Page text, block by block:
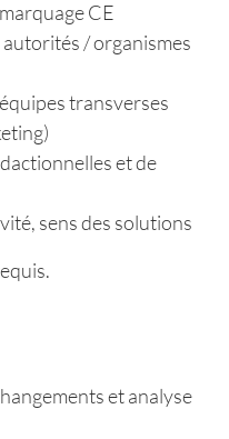
CE
autorités / organismes
transverses
et de
sens des solutions
et analyse